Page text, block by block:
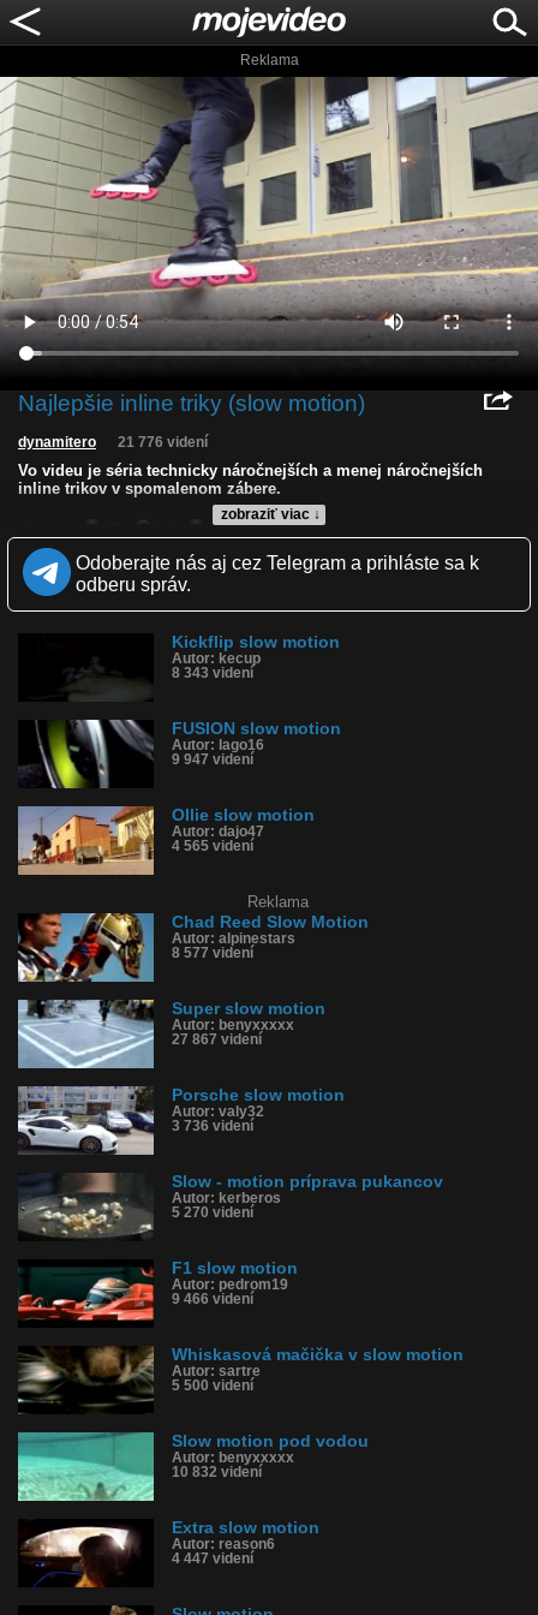
Reklama
Najlepšie inline triky (slow motion)
zobraziť viac ↓
dynamitero 21 776 videní
Vo videu je séria technicky náročnejších a menej náročnejších
inline trikov v spomalenom zábere.
LQ
Zverejnené: 7.12.2015 12:15
Páči sa: 55% (55 hlasov)
Obľúbené: 8
Komentárov: 47
Tagy: inline, korčule, triky, skater, slow motion, kolieskové korčule,
inline korčule
História sledovanosti videa:
Odoberajte nás aj cez Telegram a prihláste sa k
odberu správ.
Kickflip slow motion
Autor: kecup
8 343 videní
FUSION slow motion
Autor: lago16
9 947 videní
Ollie slow motion
Autor: dajo47
4 565 videní
Reklama
Chad Reed Slow Motion
Autor: alpinestars
8 577 videní
Super slow motion
Autor: benyxxxxx
27 867 videní
Porsche slow motion
Autor: valy32
3 736 videní
Slow - motion príprava pukancov
Autor: kerberos
5 270 videní
F1 slow motion
Autor: pedrom19
9 466 videní
Whiskasová mačička v slow motion
Autor: sartre
5 500 videní
Slow motion pod vodou
Autor: benyxxxxx
10 832 videní
Extra slow motion
Autor: reason6
4 447 videní